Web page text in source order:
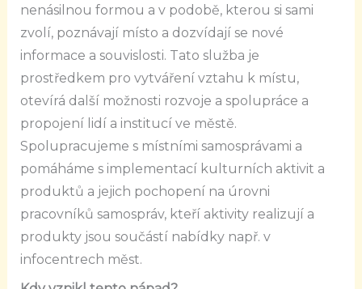
nenásilnou formou a v podobě, kterou si sami
zvolí, poznávají místo a dozvídají se nové
informace a souvislosti. Tato služba je
prostředkem pro vytváření vztahu k místu,
otevírá další možnosti rozvoje a spolupráce a
propojení lidí a institucí ve městě.
Spolupracujeme s místními samosprávami a
pomáháme s implementací kulturních aktivit a
produktů a jejich pochopení na úrovni
pracovníků samospráv, kteří aktivity realizují a
produkty jsou součástí nabídky např. v
infocentrech měst.